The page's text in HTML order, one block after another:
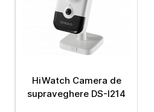
HiWatch Camera de
supraveghere DS-I214